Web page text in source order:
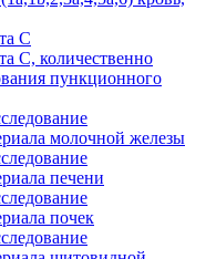
C
C, количественно
пункционного
молочной железы
печени
почек